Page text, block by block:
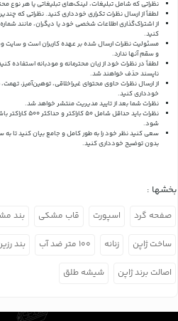
نظراتی که شامل تبلیغات، لینک‌های تبلیغاتی یا هر نوع
لطفاً از ارسال نظرات تکراری خودداری کنید. نظراتی که
از اشتراک‌گذاری اطلاعات شخصی خود یا دیگران، مانند
کنید.
مسئولیت نظرات ارسال شده بر عهده کاربران است و
و سقم آنها ندارد.
لطفاً در نظرات خود از زبان محترمانه و مودبانه استفاده
ناپسند حذف خواهند شد.
از ارسال نظرات حاوی محتوای غیراخلاقی، توهین‌آمیز،
خودداری کنید.
نظرات شما بعد از تایید مدیریت منتشر خواهد شد.
نظرات باید حداقل
شود.
سعی کنید نظر خود را به طور کامل و جامع بیان کنید تا به
بدون توضیح خودداری کنید.
بخشها :
صفحه گرد اسپورت قاب مشکی بند
ساخت ژاپن زنانه ۱۰۰ متر ضد آب بند
اصالت برند ژاپن شیشه طلق